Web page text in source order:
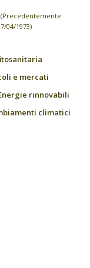
(Precedentemente
04/1973)
e mercati
rinnovabili
climatici